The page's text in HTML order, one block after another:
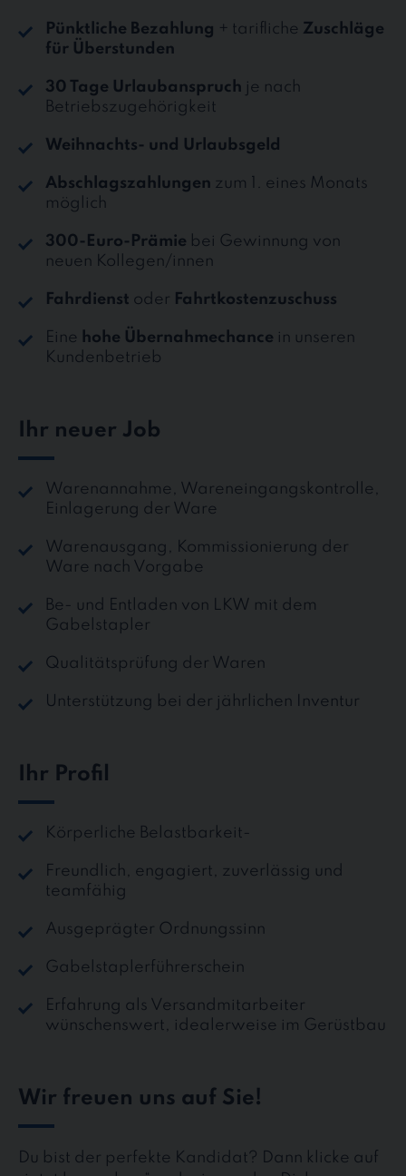
Pünktliche Bezahlung + tarifliche Zuschläge
für Überstunden
30 Tage Urlaubanspruch je nach
Betriebszugehörigkeit
Weihnachts- und Urlaubsgeld
Abschlagszahlungen zum 1. eines Monats
möglich
300-Euro-Prämie bei Gewinnung von
neuen Kollegen/innen
Fahrdienst oder Fahrtkostenzuschuss
Eine hohe Übernahmechance in unseren
Kundenbetrieb
Ihr neuer Job
Warenannahme, Wareneingangskontrolle,
Einlagerung der Ware
Warenausgang, Kommissionierung der
Ware nach Vorgabe
Be- und Entladen von LKW mit dem
Gabelstapler
Qualitätsprüfung der Waren
Unterstützung bei der jährlichen Inventur
Ihr Profil
Körperliche Belastbarkeit-
Freundlich, engagiert, zuverlässig und
teamfähig
Ausgeprägter Ordnungssinn
Gabelstaplerführerschein
Erfahrung als Versandmitarbeiter
wünschenswert, idealerweise im Gerüstbau
Wir freuen uns auf Sie!
Du bist der perfekte Kandidat? Dann klicke auf